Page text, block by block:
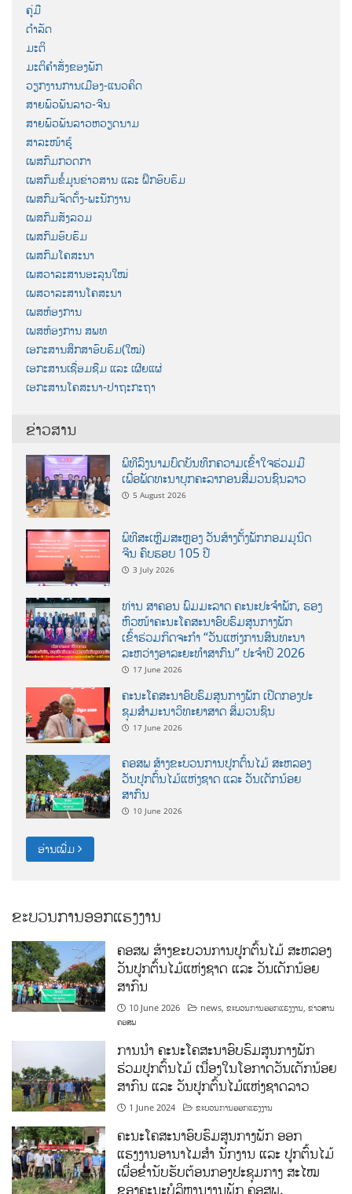
ຄູ່ມື
ດຳລັດ
ມະຕິ
ມະຕິຄຳສັ່ງຂອງພັກ
ວຽກງານການເມືອງ-ແນວຄິດ
ສາຍພົວພັນລາວ-ຈີນ
ສາຍພົວພັນລາວຫວຽດນາມ
ສາລະໜ້າຮູ້
ເພສກົມກວດກາ
ເພສກົມຂໍ້ມູນຂ່າວສານ ແລະ ຝຶກອົບຮົມ
ເພສກົມຈັດຕັ້ງ-ພະນັກງານ
ເພສກົມສັງລວມ
ເພສກົມອົບຮົມ
ເພສກົມໂຄສະນາ
ເພສວາລະສານອະລຸນໃໝ່
ເພສວາລະສານໂຄສະນາ
ເພສຫ້ອງການ
ເພສຫ້ອງການ ສພທ
ເອກະສານສຶກສາອົບຮົມ(ໃໝ່)
ເອກະສານເຊື່ອມຊືມ ແລະ ເຜີຍແຜ່
ເອກະສານໂຄສະນາ-ປາຖະກະຖາ
ຂ່າວສານ
ພິທີລົງນາມບົດບັນທຶກຄວາມເຂົ້າໃຈຮ່ວມມື
ເພື່ອພັດທະນາບຸກຄະລາກອນສື່ມວນຊົນລາວ
5 August 2026
ພິທີສະເຫຼີມສະຫຼອງ ວັນສ້າງຕັ້ງພັກກອມມູນິດ
ຈີນ ຄົບຮອບ 105 ປີ
3 July 2026
ທ່ານ ສາຄອນ ພົມມະລາດ ຄະນະປະຈໍາພັກ, ຮອງ
ຫົວໜ້າຄະນະໂຄສະນາອົບຮົມສູນກາງພັກ
ເຂົ້າຮ່ວມກິດຈະກຳ “ວັນແຫ່ງການສົນທະນາ
ລະຫວ່າງອາລະຍະທຳສາກົນ” ປະຈຳປີ 2026
17 June 2026
ຄະນະໂຄສະນາອົບຮົມສູນກາງພັກ ເປີດກອງປະ
ຊຸມສຳມະນາວິທະຍາສາດ ສຶ່ມວນຊົນ
17 June 2026
ຄອສພ ສ້າງຂະບວນການປູກຕົ້ນໄມ້ ສະຫລອງ
ວັນປູກຕົ້ນໄມ້ແຫ່ງຊາດ ແລະ ວັນເດັກນ້ອຍ
ສາກົນ
10 June 2026
ອ່ານເພີ່ມ
ຂະບວນການອອກແຮງງານ
ຄອສພ ສ້າງຂະບວນການປູກຕົ້ນໄມ້ ສະຫລອງ
ວັນປູກຕົ້ນໄມ້ແຫ່ງຊາດ ແລະ ວັນເດັກນ້ອຍ
ສາກົນ
10 June 2026 news,ຂະບວນການອອກແຮງງານ,ຂ່າວສານ
ຄອສພ
ການນໍາ ຄະນະໂຄສະນາອົບຮົມສູນກາງພັກ
ຮ່ວມປູກຕົ້ນໄມ້ ເນື່ອງໃນໂອກາດວັນເດັກນ້ອຍ
ສາກົນ ແລະ ວັນປູກຕົ້ນໄມ້ແຫ່ງຊາດລາວ
1 June 2024 ຂະບວນການອອກແຮງງານ
ຄະນະໂຄສະນາອົບຮົມສູນກາງພັກ ອອກ
ແຮງງານອານາໄມສໍາ ນັກງານ ແລະ ປູກຕົ້ນໄມ້
ເພື່ອຂໍ່ານັບຮັບຕ້ອນກອງປະຊຸມກາງ ສະໄໝ
ຂອງຄະນະບໍລິຫານງານພັກ ຄອສພ.